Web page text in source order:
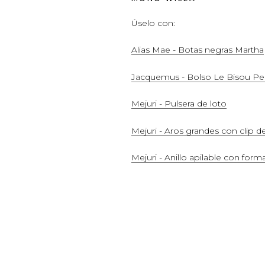
Úselo con:
Alias ​​Mae - Botas negras Martha
Jacquemus - Bolso Le Bisou
Mejuri - Pulsera de loto
Mejuri - Aros grandes con clip
Mejuri - Anillo apilable con